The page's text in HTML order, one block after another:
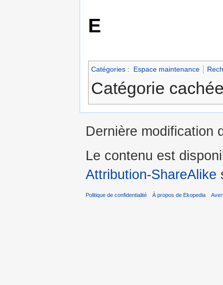
E
Catégories : Espace maintenance
Catégorie
Dernière modification
Le contenu est
Attribution-ShareAlike
Politique de confidentialité À propos de Ekopedia